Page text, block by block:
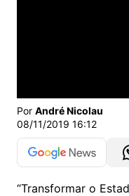
Por André Nicolau
08/11/2019 16:12
“Transformar o